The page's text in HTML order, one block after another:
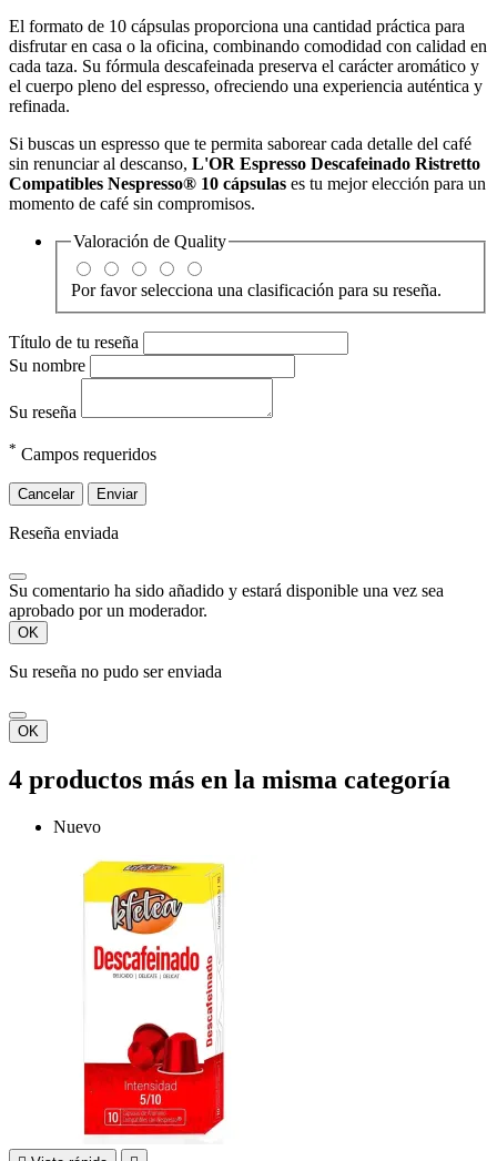
El formato de 10 cápsulas proporciona una cantidad práctica para
disfrutar en casa o la oficina, combinando comodidad con calidad en
cada taza. Su fórmula descafeinada preserva el carácter aromático y
el cuerpo pleno del espresso, ofreciendo una experiencia auténtica y
refinada.
Si buscas un espresso que te permita saborear cada detalle del café
sin renunciar al descanso, L'OR Espresso Descafeinado Ristretto
Compatibles Nespresso® 10 cápsulas es tu mejor elección para un
momento de café sin compromisos.
Valoración de Quality
Por favor selecciona una clasificación para su reseña.
Título de tu reseña
Su nombre
Su reseña
* Campos requeridos
Cancelar Enviar
Reseña enviada
Su comentario ha sido añadido y estará disponible una vez sea
aprobado por un moderador.
OK
Su reseña no pudo ser enviada
OK
4 productos más en la misma categoría
Nuevo